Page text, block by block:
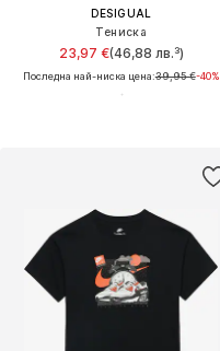
DESIGUAL
Тениска
23,97 €(46,88 лв.³)
Последна най-ниска цена:39,95 €-40%